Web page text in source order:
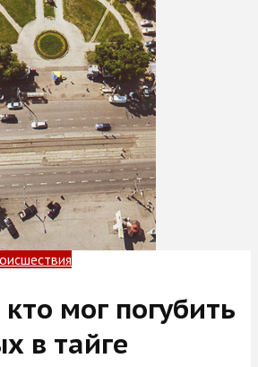
мог погубить
в тайге